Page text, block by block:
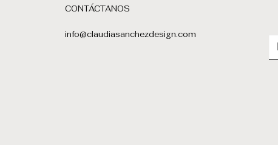
CONTÁCTANOS
info@claudiasanchezdesign.com